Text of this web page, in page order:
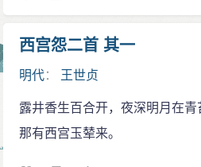
西宫怨二首 其一
明代： 王世贞
露井香生百合开，夜深明月在青
那有西宫玉辇来。